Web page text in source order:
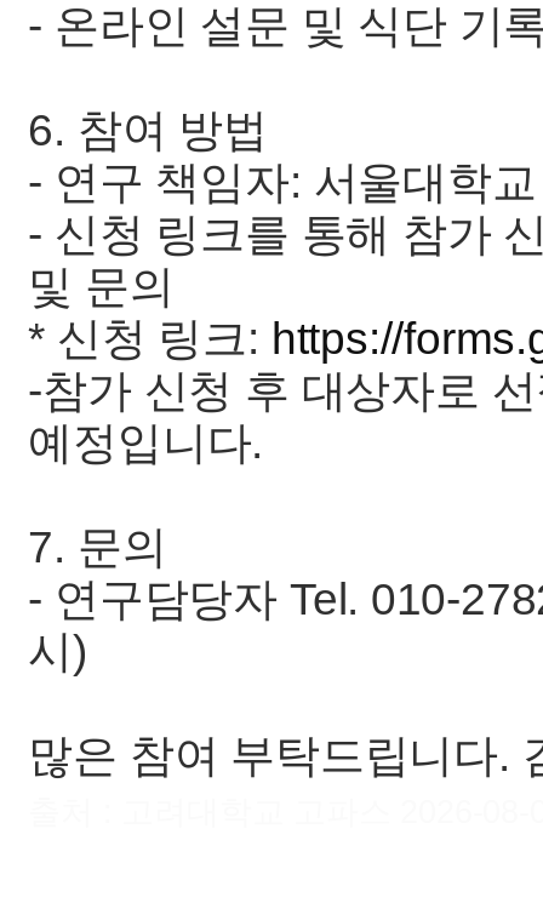
- 온라인 설문 및 식단 기
6. 참여 방법
- 연구 책임자: 서울대학
- 신청 링크를 통해 참가
및 문의
* 신청 링크: https://
-참가 신청 후 대상자로
예정입니다.
7. 문의
- 연구담당자 Tel. 010-
시)
많은 참여 부탁드립니다.